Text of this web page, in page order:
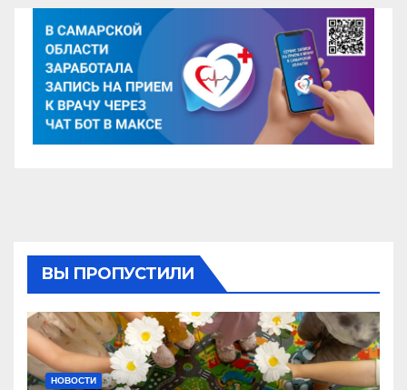
ВЫ ПРОПУСТИЛИ
НОВОСТИ